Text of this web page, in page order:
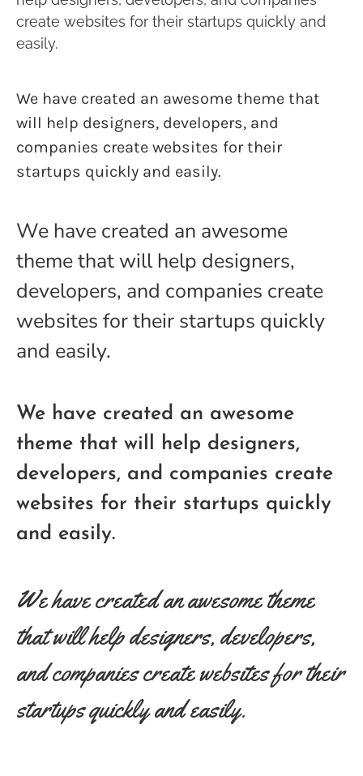
create websites for their startups quickly and
easily.
We have created an awesome theme that
will help designers, developers, and
companies create websites for their
startups quickly and easily.
We have created an awesome
theme that will help designers,
developers, and companies create
websites for their startups quickly
and easily.
We have created an awesome
theme that will help designers,
developers, and companies create
websites for their startups quickly
and easily.
We have created an awesome theme
that will help designers, developers,
and companies create websites for their
startups quickly and easily.